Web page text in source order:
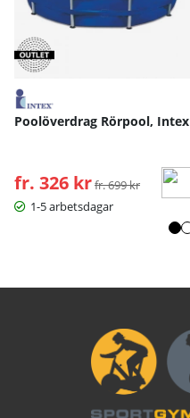
Poolöverdrag Rörpool, Intex
fr. 326 kr Ordinarie pris:
fr. 699 kr
1-5 arbetsdagar